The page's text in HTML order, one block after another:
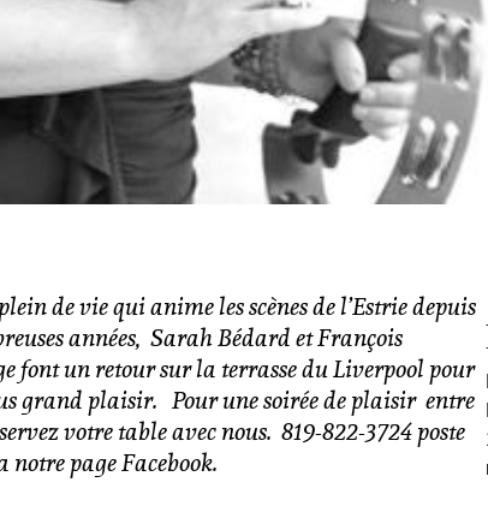
de vie qui anime les scènes de l’Estrie depuis
années, Sarah Bédard et François
font un retour sur la terrasse du Liverpool pour
grand plaisir. Pour une soirée de plaisir entre
votre table avec nous. 819-822-3724 poste
notre page Facebook.